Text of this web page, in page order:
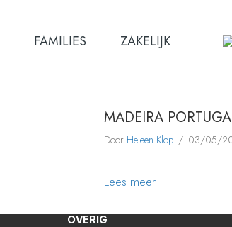
FAMILIES ZAKELIJK
MADEIRA
Door Heleen Klop / 03/05/
Lees meerabout
OVERIG